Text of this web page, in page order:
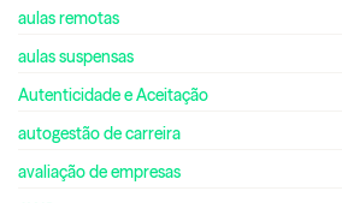
aulas remotas
aulas suspensas
Autenticidade e Aceitação
autogestão de carreira
avaliação de empresas